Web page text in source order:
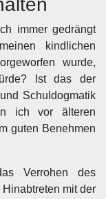
immer gedrängt
kindlichen
wurde,
Ist das der
Schuldogmatik
ich vor älteren
guten Benehmen
Verrohen des
mit der